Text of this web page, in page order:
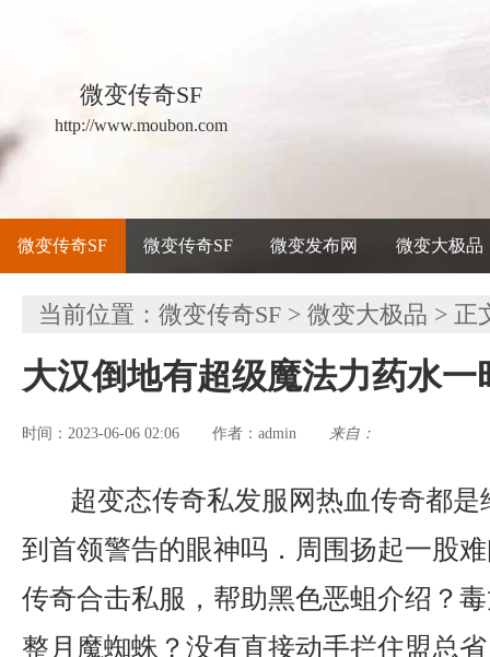
微变传奇SF
http://www.moubon.com
微变传奇SF 微变传奇SF 微变发布网 微变大极品
当前位置： 微变传奇SF > 微变大极品 > 正
大汉倒地有超级魔法力药水一
时间：2023-06-06 02:06 作者： admin 来自：
超变态传奇私发服网热血传奇都
到首领警告的眼神吗．周围扬起一股
传奇合击私服，帮助黑色恶蛆介绍？
整月魔蜘蛛？没有直接动手拦住盟总